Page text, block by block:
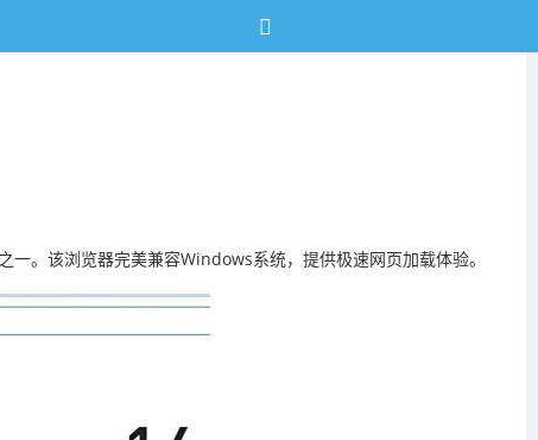
。该浏览器完美兼容Windows系统，提供极速网页加载体验。